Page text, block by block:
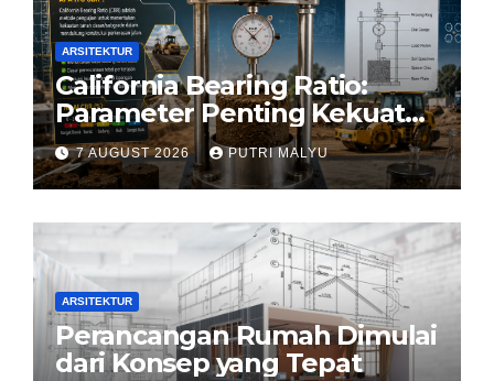
ARSITEKTUR
California Bearing Ratio:
Parameter Penting Kekuatan
Tanah Konstruksi
7 AUGUST 2026 PUTRI MALYU
ARSITEKTUR
Perancangan Rumah Dimulai
dari Konsep yang Tepat